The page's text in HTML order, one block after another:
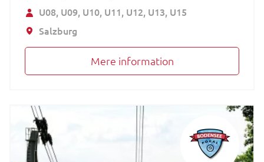
U08 U09 U10 U11 U12 U13 U15
Salzburg
Mere information